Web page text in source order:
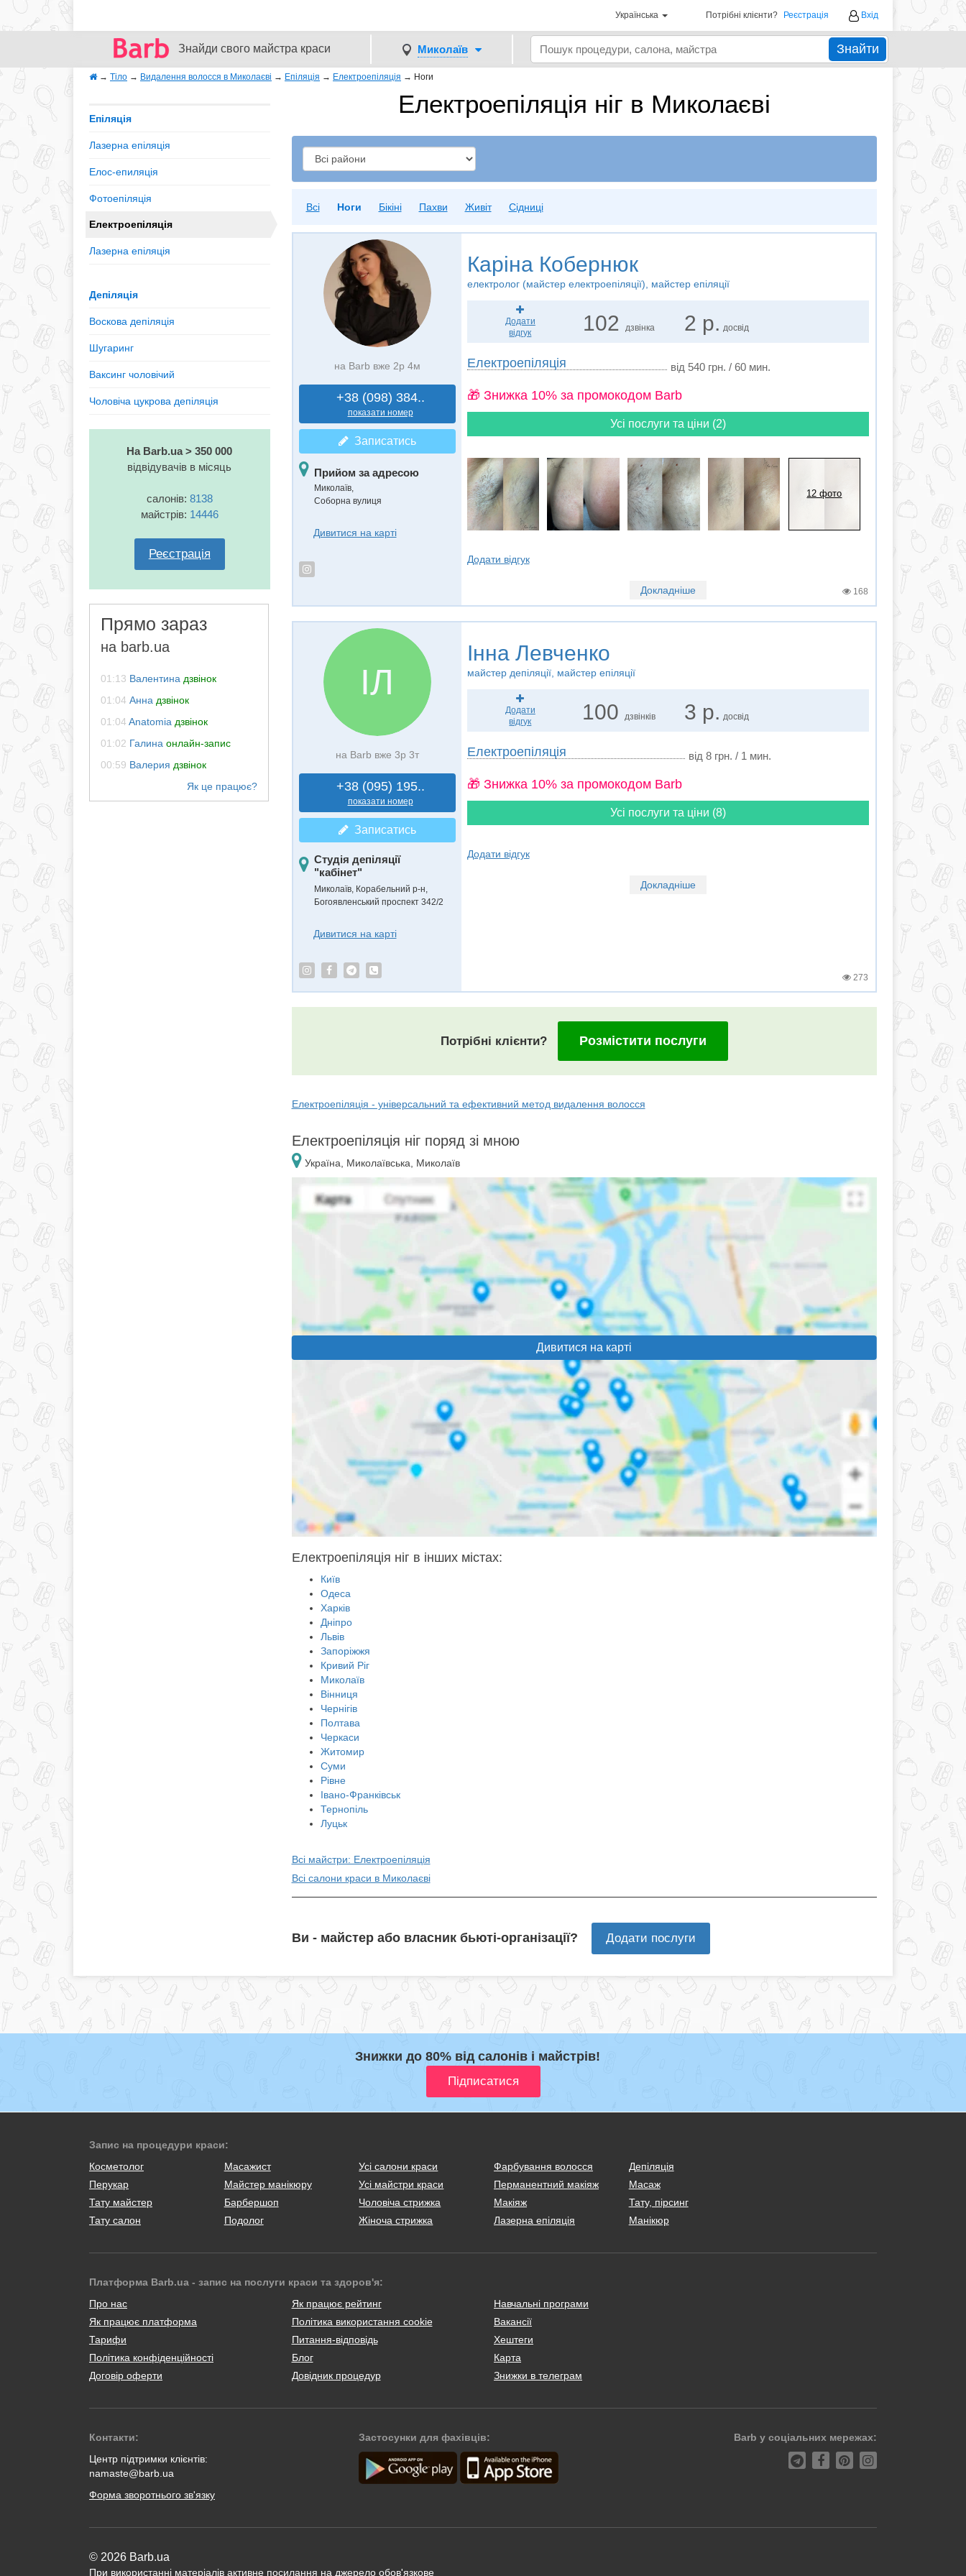
Українська Потрібні клієнти? Реєстрація Вхід
Знайди свого майстра краси Миколаїв Знайти
→ Тіло → Видалення волосся в Миколаєві → Епіляція → Електроепіляція → Ноги
Електроепіляція ніг в Миколаєві
Всі Ноги Бікіні Пахви Живіт Сідниці
Епіляція
Лазерна епіляція
Елос-епиляція
Фотоепіляція
Електроепіляція
Лазерна епіляція
Депіляція
Воскова депіляція
Шугаринг
Ваксинг чоловічий
Чоловіча цукрова депіляція
На Barb.ua > 350 000
відвідувачів в місяць
салонів: 8138
майстрів: 14446
Реєстрація
Прямо зараз
на barb.ua
01:13 Валентина дзвінок
01:04 Анна дзвінок
01:04 Anatomia дзвінок
01:02 Галина онлайн-запис
00:59 Валерия дзвінок
на Barb вже 2р 4м
+38 (098) 384..
показати номер
Записатись
Прийом за адресою
Миколаїв,
Соборна вулиця
Дивитися на карті
Каріна Кобернюк
електролог (майстер електроепіляції), майстер епіляції
Додати
відгук
102 дзвінка 2 р. досвід
Електроепіляція від 540 грн. / 60 мин.
🎁 Знижка 10% за промокодом Barb
Усі послуги та ціни (2)
12 фото
Додати відгук
Докладніше 168
ІЛ
на Barb вже 3р 3т
+38 (095) 195..
показати номер
Записатись
Студія депіляції
"кабінет"
Миколаїв, Корабельний р-н,
Богоявленський проспект 342/2
Дивитися на карті
Інна Левченко
майстер депіляції, майстер епіляції
Додати
відгук
100 дзвінків 3 р. досвід
Електроепіляція від 8 грн. / 1 мин.
🎁 Знижка 10% за промокодом Barb
Усі послуги та ціни (8)
Додати відгук
Докладніше
273
Потрібні клієнти? Розмістити послуги
Електроепіляція - універсальний та ефективний метод видалення волосся
Електроепіляція ніг поряд зі мною
Україна, Миколаївська, Миколаїв
Дивитися на карті
Електроепіляція ніг в інших містах:
Київ
Одеса
Харків
Дніпро
Львів
Запоріжжя
Кривий Ріг
Миколаїв
Вінниця
Чернігів
Полтава
Черкаси
Житомир
Суми
Рівне
Івано-Франківськ
Тернопіль
Луцьк
Всі майстри: Електроепіляція
Всі салони краси в Миколаєві
Ви - майстер або власник бьюті-організації? Додати послуги
Знижки до 80% від салонів і майстрів!
Запис на процедури краси:
Косметолог
Масажист
Перукар
Майстер манікюру
Тату майстер
Барбершоп
Тату салон
Подолог
Усі салони краси
Усі майстри краси
Чоловіча стрижка
Жіноча стрижка
Фарбування волосся
Перманентний макіяж
Макіяж
Лазерна епіляція
Депіляція
Масаж
Тату, пірсинг
Манікюр
Платформа Barb.ua - запис на послуги краси та здоров'я:
Про нас
Як працює платформа
Тарифи
Політика конфіденційності
Договір оферти
Як працює рейтинг
Політика використання cookie
Питання-відповідь
Блог
Довідник процедур
Навчальні програми
Вакансії
Хештеги
Карта
Знижки в телеграм
Контакти:
Центр підтримки клієнтів:
namaste@barb.ua
Форма зворотнього зв'язку
Застосунки для фахівців: Barb у соціальних мережах:
© 2026 Barb.ua
При використанні матеріалів активне посилання на джерело обов'язкове